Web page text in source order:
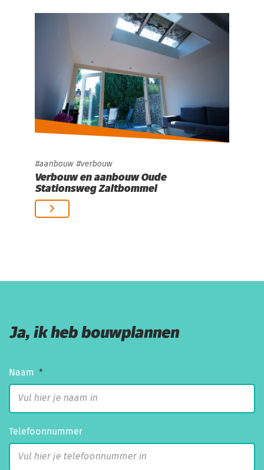
aanbouw verbouw
Verbouw en aanbouw Oude
Stationsweg Zaltbommel
Ja, ik heb bouwplannen
Naam *
Telefoonnummer